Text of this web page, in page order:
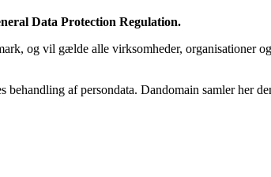
Data Protection Regulation.
og vil gælde alle virksomheder, organisationer
af persondata. Dandomain samler her